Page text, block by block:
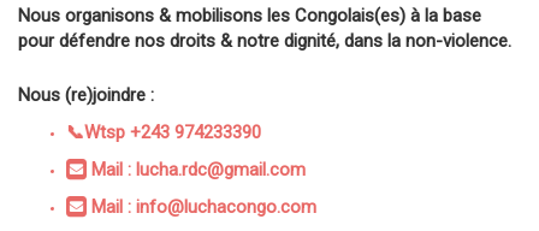
Nous organisons & mobilisons les Congolais(es) à la base
pour défendre nos droits & notre dignité, dans la non-violence.
Nous (re)joindre :
📞Wtsp +243 974233390
Mail : lucha.rdc@gmail.com
Mail : info@luchacongo.com